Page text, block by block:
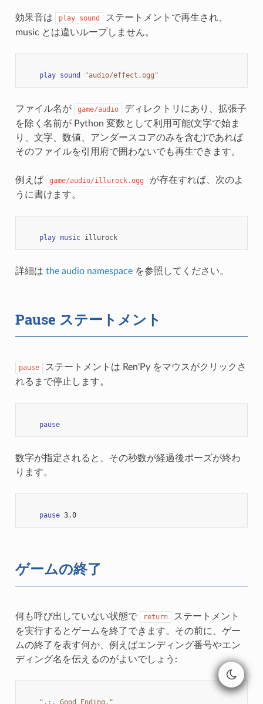
効果音は play sound
ステートメントで再生され、
music とは違いループしません。
play sound "audio/effect.ogg"
ファイル名が game/audio
ディレクトリにあり、拡張子
を除く名前が Python 変数として利用可能(文字で始ま
り、文字、数値、アンダースコアのみを含む)であれば
そのファイルを引用府で囲わないでも再生できます。
例えば game/audio/illurock.ogg
が存在すれば、次のよ
うに書けます。
play music illurock
詳細は the audio namespaceを参照してください。
Pause ステートメント
pause
ステートメントは Ren'Py をマウスがクリックさ
れるまで停止します。
pause
数字が指定されると、その秒数が経過後ポーズが終わ
ります。
pause 3.0
ゲームの終了
何も呼び出していない状態で return
ステートメント
を実行するとゲームを終了できます。その前に、ゲー
ムの終了を表す何か、例えばエンディング番号やエン
ディング名を伝えるのがよいでしょう:
".:. Good Ending."